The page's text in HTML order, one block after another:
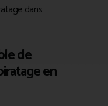
dans
de
en